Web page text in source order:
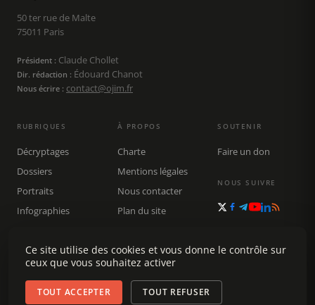
50 ter rue de Malte
75011 Paris
Président : Claude Chollet
Dir. rédaction : Édouard Chanot
Nous écrire : contact@ojim.fr
RUBRIQUES
Décryptages
Dossiers
Portraits
Infographies
Rechercher
À PROPOS
Charte
Mentions légales
Nous contacter
Plan du site
SOUTENIR
Faire un don
NOUS SUIVRE
Ce site utilise des cookies et vous donne le contrôle sur
ceux que vous souhaitez activer
TOUT ACCEPTER TOUT REFUSER